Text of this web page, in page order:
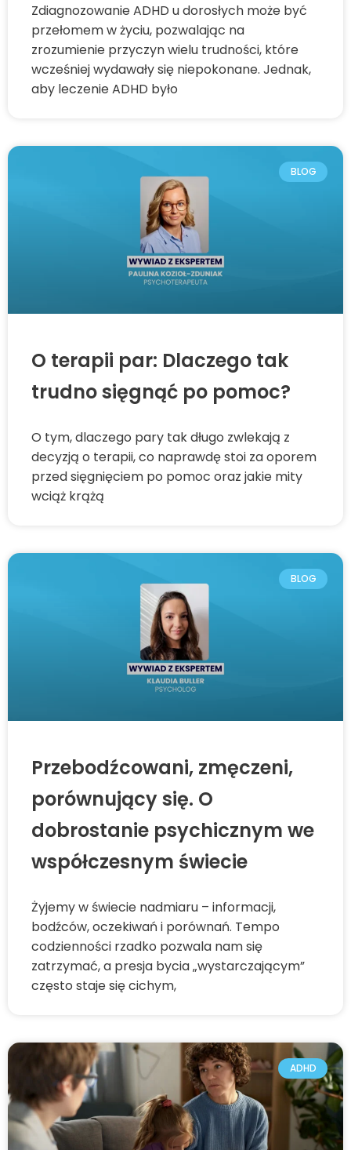
Zdiagnozowanie ADHD u dorosłych może być
przełomem w życiu, pozwalając na
zrozumienie przyczyn wielu trudności, które
wcześniej wydawały się niepokonane. Jednak,
aby leczenie ADHD było
BLOG
O terapii par: Dlaczego tak
trudno sięgnąć po pomoc?
O tym, dlaczego pary tak długo zwlekają z
decyzją o terapii, co naprawdę stoi za oporem
przed sięgnięciem po pomoc oraz jakie mity
wciąż krążą
BLOG
Przebodźcowani, zmęczeni,
porównujący się. O
dobrostanie psychicznym we
współczesnym świecie
Żyjemy w świecie nadmiaru – informacji,
bodźców, oczekiwań i porównań. Tempo
codzienności rzadko pozwala nam się
zatrzymać, a presja bycia „wystarczającym”
często staje się cichym,
ADHD